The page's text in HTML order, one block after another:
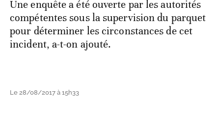
Une enquête a été ouverte par les autorités
compétentes sous la supervision du parquet
pour déterminer les circonstances de cet
incident, a-t-on ajouté.
Le 28/08/2017 à 15h33